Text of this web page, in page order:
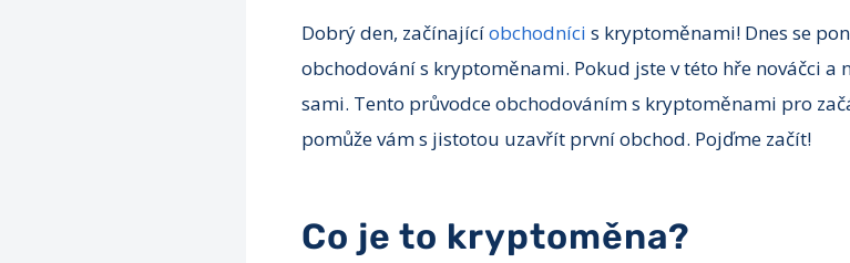
Dobrý den, začínajícíobchodníci s kryptoměnami! Dnes se
obchodování s kryptoměnami. Pokud jste v této hře nováčci a
sami. Tento průvodce obchodováním s kryptoměnami pro
pomůže vám s jistotou uzavřít první obchod. Pojďme začít!
Co je to kryptoměna?